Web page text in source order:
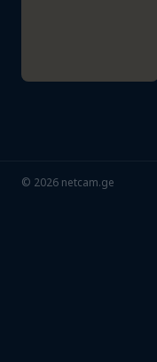
© 2026 netcam.ge